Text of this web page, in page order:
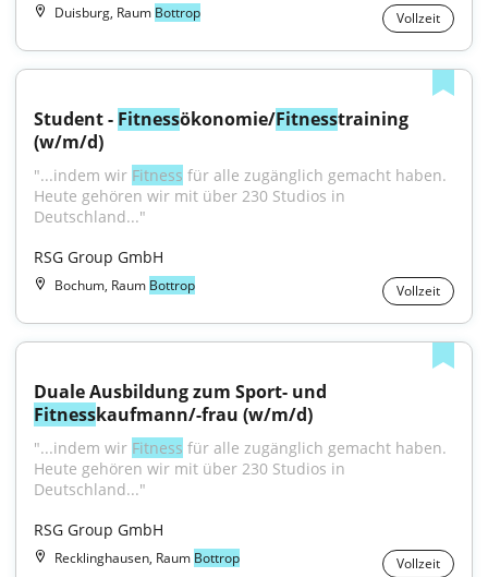
Duisburg, Raum Bottrop Vollzeit
Student - Fitnessökonomie/Fitnesstraining
(w/m/d)
"...indem wir Fitness für alle zugänglich gemacht haben.
Heute gehören wir mit über 230 Studios in
Deutschland..."
RSG Group GmbH
Bochum, Raum Bottrop Vollzeit
Fitnesskaufmann/-frau (w/m/d)
"...indem wir Fitness für alle zugänglich gemacht haben.
Heute gehören wir mit über 230 Studios in
Deutschland..."
RSG Group GmbH
Recklinghausen, Raum Bottrop Vollzeit